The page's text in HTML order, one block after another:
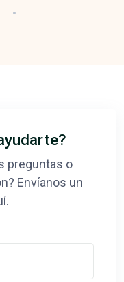
preguntas o
Envíanos un